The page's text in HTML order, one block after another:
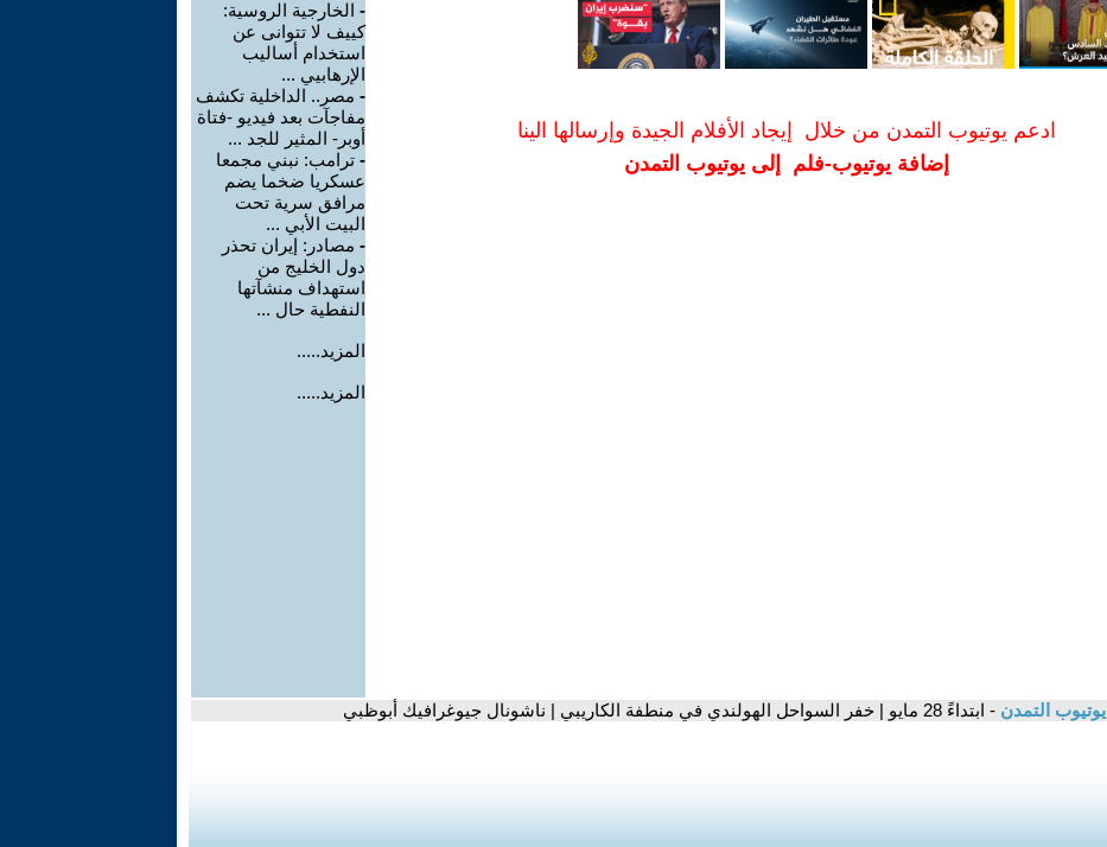
ادعم يوتيوب التمدن من خلال إيجاد الأفلام الجيدة وإرسالها الينا
إضافة يوتيوب-فلم إلى يوتيوب التمدن
- الخارجية الروسية:
كييف لا تتوانى عن
استخدام أساليب
الإرهابيي ...
- مصر.. الداخلية تكشف
مفاجآت بعد فيديو -فتاة
أوبر- المثير للجد ...
- ترامب: نبني مجمعا
عسكريا ضخما يضم
مرافق سرية تحت
البيت الأبي ...
- مصادر: إيران تحذر
دول الخليج من
استهداف منشآتها
النفطية حال ...
المزيد.....
المزيد.....
يوتيوب التمدن - ابتداءً 28 مايو | خفر السواحل الهولندي في منطفة الكاريبي | ناشونال جيوغرافيك أبوظبي